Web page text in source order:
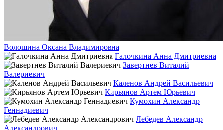
Волошина Оксана Владимировна
Галочкина Анна Дмитриевна
Завертнев Виталий
Валериевич
Каленов Андрей Васильевич
Кирьянов Артем Юрьевич
Кумохин Александр
Геннадиевич
Лебедев Александр
Александрович